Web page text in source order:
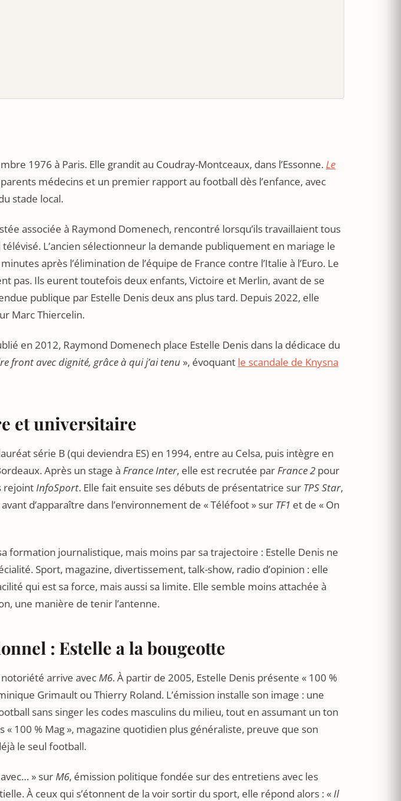
1976 à Paris. Elle grandit au Coudray-Montceaux, dans l’Essonne.Le
médecins et un premier rapport au football dès l’enfance, avec
stade local.
associée à Raymond Domenech, rencontré lorsqu’ils travaillaient tous
L’ancien sélectionneur la demande publiquement en mariage le
après l’élimination de l’équipe de France contre l’Italie à l’Euro. Le
pas. Ils eurent toutefois deux enfants, Victoire et Merlin, avant de se
publique par Estelle Denis deux ans plus tard. Depuis 2022, elle
Marc Thiercelin.
en 2012, Raymond Domenech place Estelle Denis dans la dédicace du
front avec dignité, grâce à qui j’ai tenu », évoquant le scandale de Knysna
et universitaire
série B (qui deviendra ES) en 1994, entre au Celsa, puis intègre en
Après un stage à France Inter, elle est recrutée parFrance 2 pour
rejointInfoSport. Elle fait ensuite ses débuts de présentatrice sur TPS Star,
d’apparaître dans l’environnement de « Téléfoot » sur TF1 et de « On
formation journalistique, mais moins par sa trajectoire : Estelle Denis ne
Sport, magazine, divertissement, talk-show, radio d’opinion : elle
qui est sa force, mais aussi sa limite. Elle semble moins attachée à
une manière de tenir l’antenne.
: Estelle a la bougeotte
arrive avecM6. À partir de 2005, Estelle Denis présente « 100 %
Grimault ou Thierry Roland. L’émission installe son image : une
sans singer les codes masculins du milieu, tout en assumant un ton
« 100 % Mag », magazine quotidien plus généraliste, preuve que son
le seul football.
» surM6, émission politique fondée sur des entretiens avec les
À ceux qui s’étonnent de la voir sortir du sport, elle répond alors : «Il